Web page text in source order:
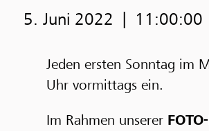
5. Juni 2022 11:00:00
Jeden ersten Sonntag im
Uhr vormittags ein.
Im Rahmen unserer